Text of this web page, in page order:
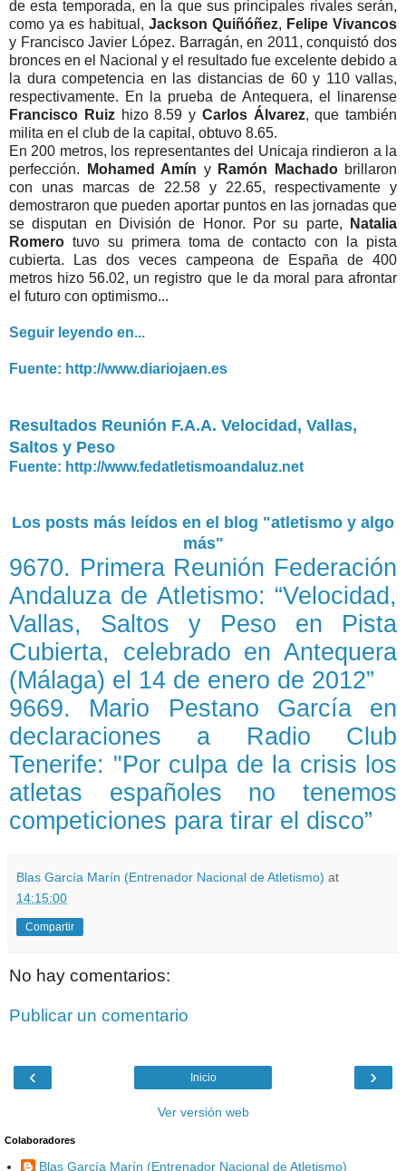
de esta temporada, en la que sus principales rivales serán,
como ya es habitual, Jackson Quiñóñez, Felipe Vivancos
y Francisco Javier López. Barragán, en 2011, conquistó dos
bronces en el Nacional y el resultado fue excelente debido a
la dura competencia en las distancias de 60 y 110 vallas,
respectivamente. En la prueba de Antequera, el linarense
Francisco Ruizhizo 8.59 y Carlos Álvarez, que también
milita en el club de la capital, obtuvo 8.65.
En 200 metros, los representantes del Unicaja rindieron a la
perfección.
Mohamed Amín y Ramón Machadobrillaron
con unas marcas de 22.58 y 22.65, respectivamente y
demostraron que pueden aportar puntos en las jornadas que
se disputan en División de Honor. Por su parte,
Natalia
Romero tuvo su primera toma de contacto con la pista
cubierta. Las dos veces campeona de España de 400
metros hizo 56.02, un registro que le da moral para afrontar
el futuro con optimismo...
Seguir leyendo en...
Fuente: http://www.diariojaen.es
Resultados Reunión F.A.A. Velocidad, Vallas,
Saltos y Peso
Fuente: http://www.fedatletismoandaluz.net
Los posts más leídos en el blog "atletismo y algo
más"
9670. Primera Reunión Federación
Andaluza de Atletismo: “Velocidad,
Vallas, Saltos y Peso en Pista
Cubierta, celebrado en Antequera
(Málaga) el 14 de enero de 2012”
9669. Mario Pestano García en
declaraciones a Radio Club
Tenerife: "Por culpa de la crisis los
atletas españoles no tenemos
competiciones para tirar el disco”
Blas García Marín (Entrenador Nacional de Atletismo) at
14:15:00
Compartir
No hay comentarios:
Publicar un comentario
‹ ›
Inicio
Ver versión web
Colaboradores
Blas García Marín (Entrenador Nacional de Atletismo)